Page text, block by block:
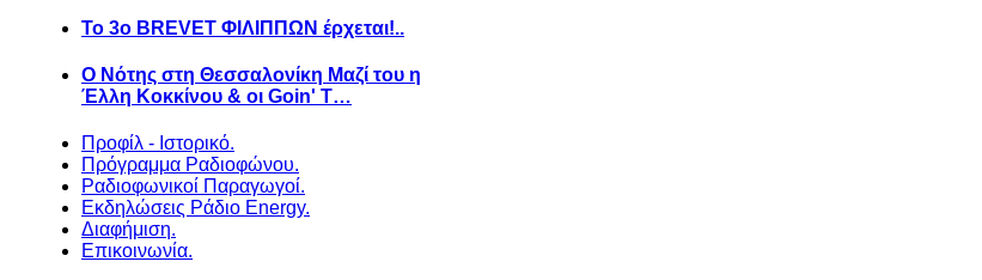
Το 3ο BREVET ΦΙΛΙΠΠΩΝ έρχεται!..
Ο Νότης στη Θεσσαλονίκη Μαζί του η
Έλλη Κοκκίνου & οι Goin' T…
Προφίλ - Ιστορικό.
Πρόγραμμα Ραδιοφώνου.
Ραδιοφωνικοί Παραγωγοί.
Εκδηλώσεις Ράδιο Energy.
Διαφήμιση.
Επικοινωνία.